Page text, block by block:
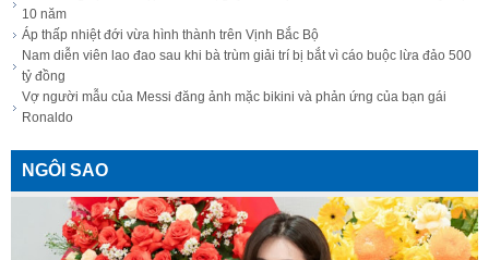
10 năm
Áp thấp nhiệt đới vừa hình thành trên Vịnh Bắc Bộ
Nam diễn viên lao đao sau khi bà trùm giải trí bị bắt vì cáo buộc lừa đảo 500
tỷ đồng
Vợ người mẫu của Messi đăng ảnh mặc bikini và phản ứng của bạn gái
Ronaldo
NGÔI SAO